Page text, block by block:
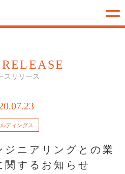
スリリース
ディングス
ニアリングとの業
関するお知らせ